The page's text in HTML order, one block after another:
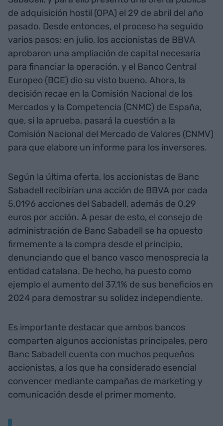
de adquisición hostil (OPA) el 29 de abril del año
pasado. Desde entonces, el proceso ha seguido
varios pasos: en julio, los accionistas de BBVA
aprobaron una ampliación de capital necesaria
para financiar la operación, y el Banco Central
Europeo (BCE) dio su visto bueno. Ahora, la
decisión recae en la Comisión Nacional de los
Mercados y la Competencia (CNMC) de España,
que, si la aprueba, pasará la cuestión a la
Comisión Nacional del Mercado de Valores (CNMV)
para que elabore un informe para los inversores.
Según la última oferta, los accionistas de Banc
Sabadell recibirían una acción de BBVA por cada
5,0196 acciones del Sabadell, además de 0,29
euros por acción. A pesar de esto, el consejo de
administración de Banc Sabadell se ha opuesto
firmemente a la compra desde el principio,
denunciando que el banco vasco menosprecia la
entidad catalana. De hecho, ha puesto como
ejemplo el aumento del 37,1% de sus beneficios en
2024 para demostrar su solidez independiente.
Es importante destacar que ambos bancos
comparten algunos accionistas principales, pero
Banc Sabadell cuenta con muchos pequeños
accionistas, a los que ha considerado esencial
convencer mediante campañas de marketing y
comunicación desde el primer momento.